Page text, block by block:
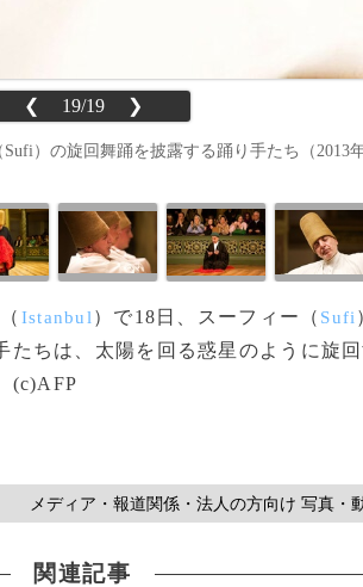
❮ 19/19 ❯
）の旋回舞踊を披露する踊り手たち（2013
Istanbul ）で18日、スーフィー（ Sufi
ちは、太陽を回る惑星のように旋
(c)AFP
メディア・報道関係・法人の方向け 写真・
関連記事